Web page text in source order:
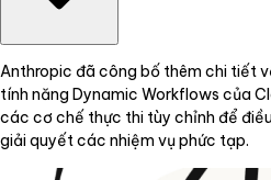
Anthropic đã công bố thêm chi tiết
tính năng Dynamic Workflows của
các cơ chế thực thi tùy chỉnh để
giải quyết các nhiệm vụ phức tạp.